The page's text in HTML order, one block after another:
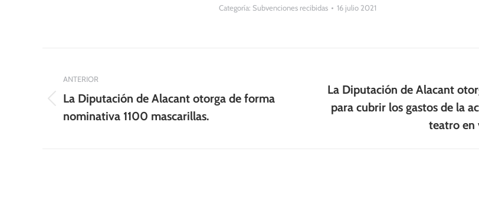
Categoría: Subvenciones recibidas 16 julio 2021
entre
publicaciones
ANTERIOR
Publicación
anterior:
La Diputación de Alacant otorga de forma
nominativa 1100 mascarillas.
Publicación
La Diputación de Alacant
para cubrir los gastos de la
teatro en